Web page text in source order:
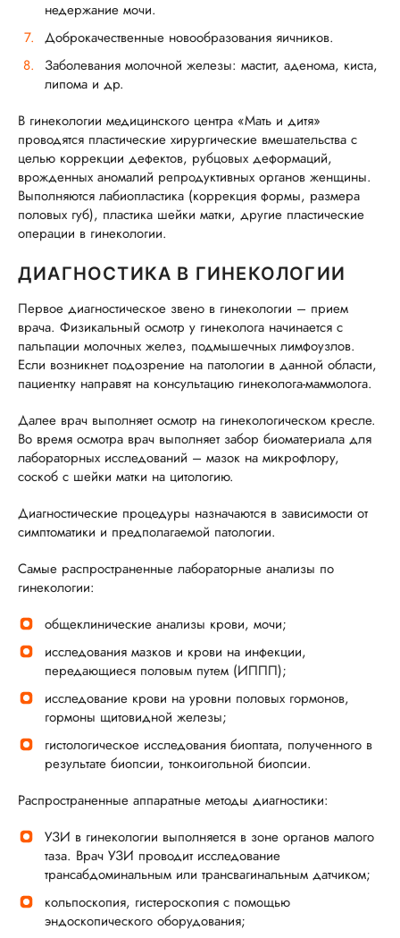
недержание мочи.
Доброкачественные новообразования яичников.
Заболевания молочной железы: мастит, аденома, киста,
липома и др.
В гинекологии медицинского центра «Мать и дитя»
проводятся пластические хирургические вмешательства с
целью коррекции дефектов, рубцовых деформаций,
врожденных аномалий репродуктивных органов женщины.
Выполняются лабиопластика (коррекция формы, размера
половых губ), пластика шейки матки, другие пластические
операции в гинекологии.
ДИАГНОСТИКА В ГИНЕКОЛОГИИ
Первое диагностическое звено в гинекологии – прием
врача. Физикальный осмотр у гинеколога начинается с
пальпации молочных желез, подмышечных лимфоузлов.
Если возникнет подозрение на патологии в данной области,
пациентку направят на консультацию гинеколога-маммолога.
Далее врач выполняет осмотр на гинекологическом кресле.
Во время осмотра врач выполняет забор биоматериала для
лабораторных исследований – мазок на микрофлору,
соскоб с шейки матки на цитологию.
Диагностические процедуры назначаются в зависимости от
симптоматики и предполагаемой патологии.
Самые распространенные лабораторные анализы по
гинекологии:
общеклинические анализы крови, мочи;
исследования мазков и крови на инфекции,
передающиеся половым путем (ИППП);
исследование крови на уровни половых гормонов,
гормоны щитовидной железы;
гистологическое исследования биоптата, полученного в
результате биопсии, тонкоигольной биопсии.
Распространенные аппаратные методы диагностики:
УЗИ в гинекологии выполняется в зоне органов малого
таза. Врач УЗИ проводит исследование
трансабдоминальным или трансвагинальным датчиком;
кольпоскопия, гистероскопия с помощью
эндоскопического оборудования;